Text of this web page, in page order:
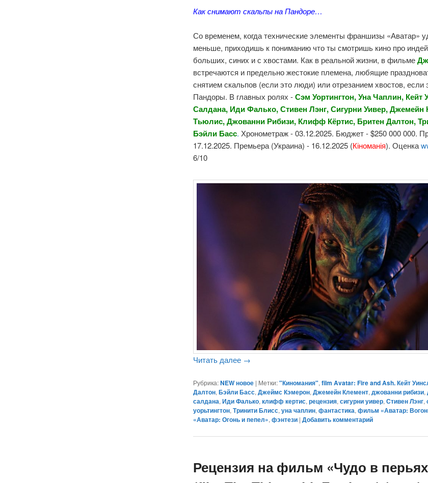
Как снимают скальпы на Пандоре…
Со временем, когда технические элементы франшизы «Аватар»
меньше, приходишь к пониманию что ты смотришь кино про
больших, синих и с хвостами. Как в реальной жизни, в фильме
встречаются и предельно жестокие племена, любящие
снятием скальпов (если это люди) или отрезанием хвостов, если
Пандоры. В главных ролях -Сэм Уортингтон, Уна Чаплин, Кейт
Салдана, Иди Фалько, Стивен Лэнг, Сигурни Уивер, Джемейн
Тьюлис, Джованни Рибизи, Клифф Кёртис, Бритен Далтон,
Бэйли Басс.Хронометраж - 03.12.2025. Бюджет - $250 000 000.
17.12.2025. Премьера (Украина) - 16.12.2025 (Кіноманія). Оценка
6/10
Читать далее →
Рубрика: NEW новое | Метки: "Киномания",film Avatar: Fire and Ash. Кейт
Далтон,Бэйли Басс,Джеймс Кэмерон,Джемейн Клемент,джованни рибизи,
салдана,Иди Фалько,клифф кертис,рецензия,сигурни уивер,Стивен Лэнг,
уорьтингтон,Тринити Блисс,уна чаплин,фантастика,фильм «Аватар:
«Аватар: Огонь и пепел»,фэнтези |Добавить комментарий
Рецензия на фильм «Чудо в